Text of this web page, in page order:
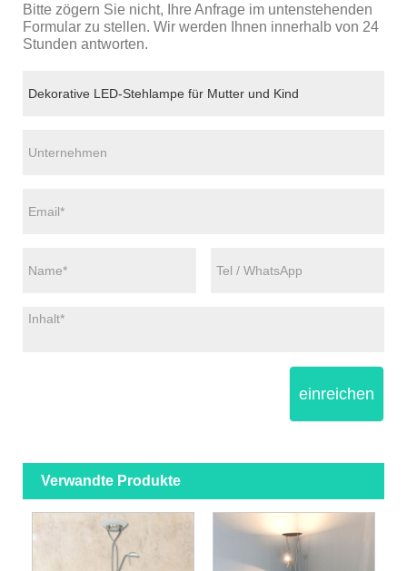
Bitte zögern Sie nicht, Ihre Anfrage im untenstehenden
Formular zu stellen. Wir werden Ihnen innerhalb von 24
Stunden antworten.
einreichen
Verwandte Produkte